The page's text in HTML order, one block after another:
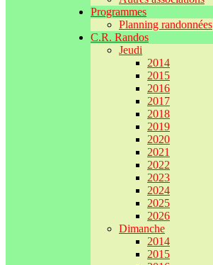
Programmes
Planning randonnées
C.R. Randos
Jeudi
2014
2015
2016
2017
2018
2019
2020
2021
2022
2023
2024
2025
2026
Dimanche
2014
2015